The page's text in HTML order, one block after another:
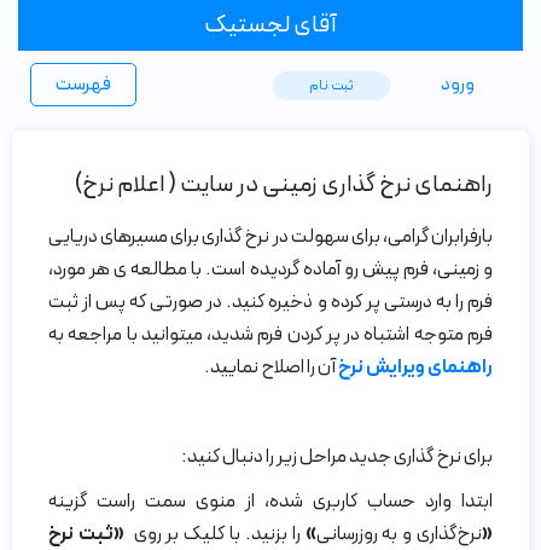
آقای لجستیک
فهرست ورود ثبت ‌نام
راهنمای نرخ گذاری زمینی در سایت ( اعلام نرخ)
بارفرابران گرامی، برای سهولت در نرخ گذاری برای مسیرهای دریایی
و زمینی، فرم پیش رو آماده گردیده است. با مطالعه ی هر مورد،
فرم را به درستی پر کرده و ذخیره کنید. در صورتی که پس از ثبت
فرم متوجه اشتباه در پر کردن فرم شدید، میتوانید با مراجعه به
راهنمای ویرایش نرخآن را اصلاح نمایید.
برای نرخ گذاری جدید مراحل زیر را دنبال کنید:
ابتدا وارد حساب کاربری شده، از منوی سمت راست گزینه
«نرخ‌گذاری و بهروزرسانی» را بزنید. با کلیک بر روی «ثبت نرخ